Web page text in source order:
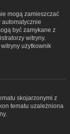
mogą zamieszczać
automatycznie
być zamykane z
witryny.
użytkownik
skojarzonymi z
tematu uzależniona